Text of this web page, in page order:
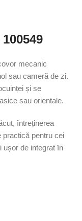
mecanic
sau cameră de zi.
și se
sau orientale.
întreținerea
practică pentru cei
ușor de integrat în